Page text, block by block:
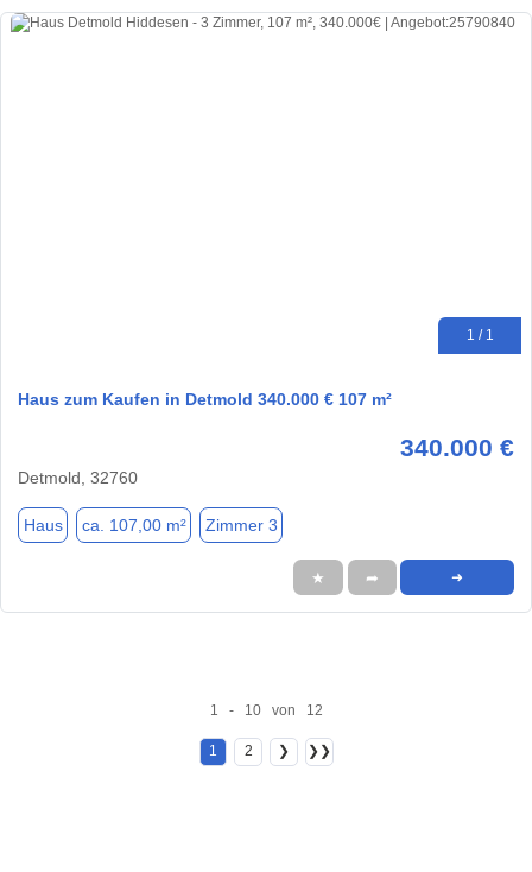
1 / 1
Haus zum Kaufen in Detmold 340.000 € 107 m²
340.000 €
Detmold, 32760
Haus ca. 107,00 m² Zimmer 3
★ ➦ ➜
1 - 10 von 12
1 2 ❯ ❯❯